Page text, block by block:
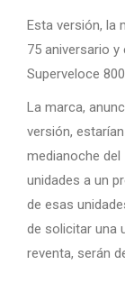
Esta versión, la
75 aniversario
Superveloce
La marca,
versión,
medianoche
unidades a un
de esas
de solicitar una
reventa, serán